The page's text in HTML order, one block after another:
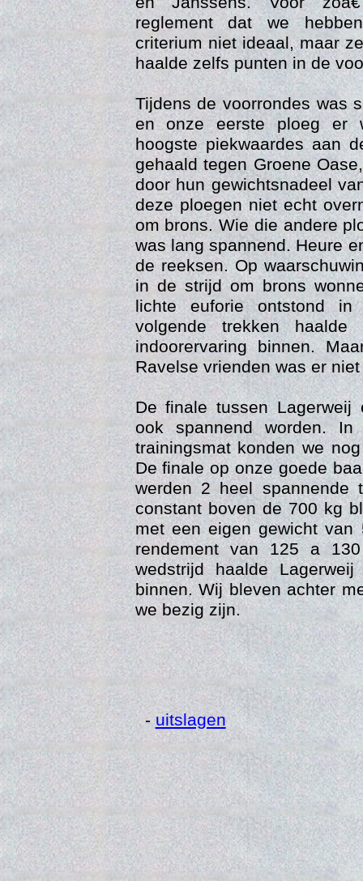
reglement dat we
criterium niet ideaal, maar
haalde zelfs punten in de
Tijdens de voorrondes was
en onze eerste ploeg er
hoogste piekwaardes aan
gehaald tegen Groene
door hun gewichtsnadeel
deze ploegen niet echt
om brons. Wie die andere
was lang spannend. Heure
de reeksen. Op
in de strijd om brons
lichte euforie ontstond
volgende trekken
indoorervaring binnen.
Ravelse vrienden was er
De finale tussen
ook spannend worden.
trainingsmat konden we
De finale op onze goede
werden 2 heel spannende
constant boven de 700 kg
met een eigen gewicht
rendement van 125 a
wedstrijd haalde
binnen. Wij bleven achter
we bezig zijn.
- uitslagen